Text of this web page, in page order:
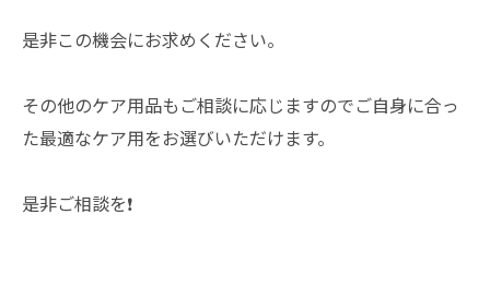
是非この機会にお求めください。
その他のケア用品もご相談に応じますのでご自身に合っ
た最適なケア用をお選びいただけます。
是非ご相談を❗️